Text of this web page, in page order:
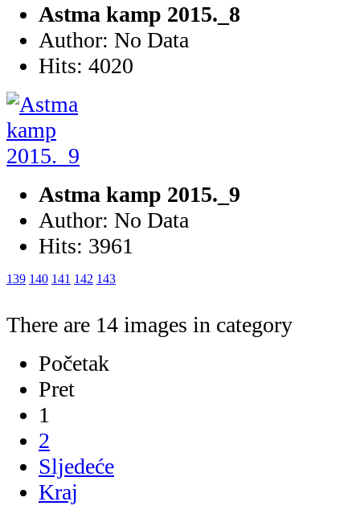
Astma kamp 2015._8
Author: No Data
Hits: 4020
Astma kamp 2015._9
Author: No Data
Hits: 3961
139 140 141 142 143
There are 14 images in category
Početak
Pret
1
2
Sljedeće
Kraj